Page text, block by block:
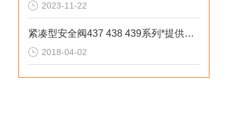
2023-11-22
紧凑型安全阀437 438 439系列*提供技术支持
2018-04-02